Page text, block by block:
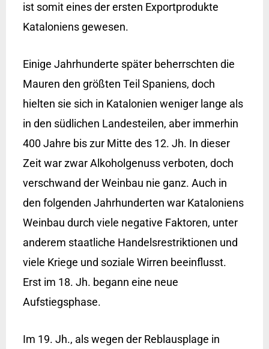
ist somit eines der ersten Exportprodukte
Kataloniens gewesen.
Einige Jahrhunderte später beherrschten die
Mauren den größten Teil Spaniens, doch
hielten sie sich in Katalonien weniger lange als
in den südlichen Landesteilen, aber immerhin
400 Jahre bis zur Mitte des 12. Jh. In dieser
Zeit war zwar Alkoholgenuss verboten, doch
verschwand der Weinbau nie ganz. Auch in
den folgenden Jahrhunderten war Kataloniens
Weinbau durch viele negative Faktoren, unter
anderem staatliche Handelsrestriktionen und
viele Kriege und soziale Wirren beeinflusst.
Erst im 18. Jh. begann eine neue
Aufstiegsphase.
Im 19. Jh., als wegen der Reblausplage in